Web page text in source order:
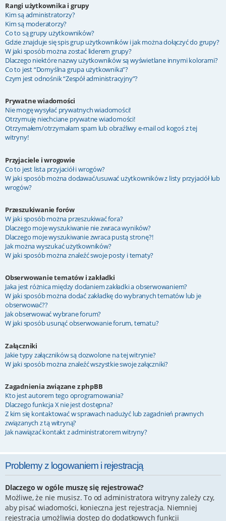
Rangi użytkownika i grupy
Kim są administratorzy?
Kim są moderatorzy?
Co to są grupy użytkowników?
Gdzie znajduje się spis grup użytkowników i jak można dołączyć do grupy?
W jaki sposób można zostać liderem grupy?
Dlaczego niektóre nazwy użytkowników są wyświetlane innymi kolorami?
Co to jest “Domyślna grupa użytkownika”?
Czym jest odnośnik “Zespół administracyjny”?
Prywatne wiadomości
Nie mogę wysyłać prywatnych wiadomości!
Otrzymuję niechciane prywatne wiadomości!
Otrzymałem/otrzymałam spam lub obraźliwy e-mail od kogoś z tej
witryny!
Przyjaciele i wrogowie
Co to jest lista przyjaciół i wrogów?
W jaki sposób można dodawać/usuwać użytkowników z listy przyjaciół lub
wrogów?
Przeszukiwanie forów
W jaki sposób można przeszukiwać fora?
Dlaczego moje wyszukiwanie nie zwraca wyników?
Dlaczego moje wyszukiwanie zwraca pustą stronę?!
Jak można wyszukać użytkowników?
W jaki sposób można znaleźć swoje posty i tematy?
Obserwowanie tematów i zakładki
Jaka jest różnica między dodaniem zakładki a obserwowaniem?
W jaki sposób można dodać zakładkę do wybranych tematów lub je
obserwować??
Jak obserwować wybrane forum?
W jaki sposób usunąć obserwowanie forum, tematu?
Załączniki
Jakie typy załączników są dozwolone na tej witrynie?
W jaki sposób można znaleźć wszystkie swoje załączniki?
Zagadnienia związane z phpBB
Kto jest autorem tego oprogramowania?
Dlaczego funkcja X nie jest dostępna?
Z kim się kontaktować w sprawach nadużyć lub zagadnień prawnych
związanych z tą witryną?
Jak nawiązać kontakt z administratorem witryny?
Problemy z logowaniem i rejestracją
Dlaczego w ogóle muszę się rejestrować?
Możliwe, że nie musisz. To od administratora witryny zależy czy,
aby pisać wiadomości, konieczna jest rejestracja. Niemniej
rejestracja umożliwia dostęp do dodatkowych funkcji